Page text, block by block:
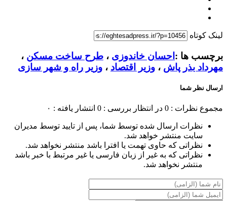
لینک کوتاه
برچسب ها : احسان خاندوزی ، طرح ساخت مسکن ،
مهرداد بذر پاش ، وزیر اقتصاد ، وزیر راه و شهر سازی
ارسال نظر شما
مجموع نظرات : 0 در انتظار بررسی : 0 انتشار یافته : ۰
نظرات ارسال شده توسط شما، پس از تایید توسط مدیران
سایت منتشر خواهد شد.
نظراتی که حاوی تهمت یا افترا باشد منتشر نخواهد شد.
نظراتی که به غیر از زبان فارسی یا غیر مرتبط با خبر باشد
منتشر نخواهد شد.